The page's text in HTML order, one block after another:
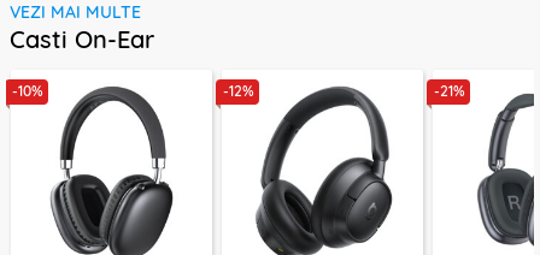
VEZI MAI MULTE
Casti On-Ear
-10% -12% -21%